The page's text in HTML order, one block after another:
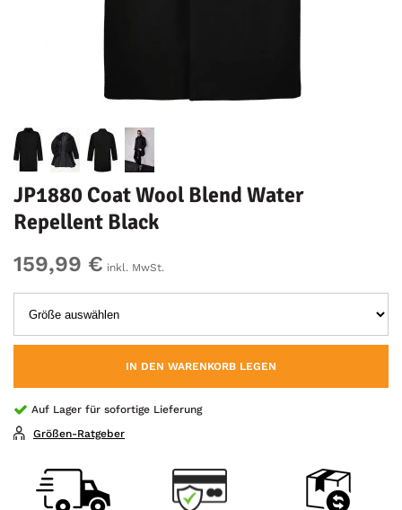
JP1880 Coat Wool Blend Water
Repellent Black
159,99 € inkl. MwSt.
IN DEN WARENKORB LEGEN
Auf Lager für sofortige Lieferung
Größen-Ratgeber